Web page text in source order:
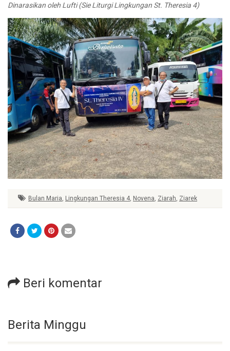
Dinarasikan oleh Lufti (Sie Liturgi Lingkungan St. Theresia 4)
Bulan Maria, Lingkungan Theresia 4, Novena, Ziarah, Ziarek
Beri komentar
Berita Minggu